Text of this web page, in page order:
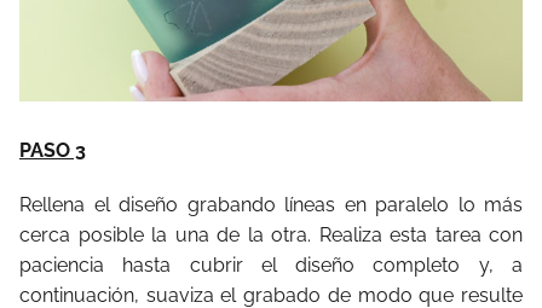
PASO 3
Rellena el diseño grabando líneas en paralelo lo más
cerca posible la una de la otra. Realiza esta tarea con
paciencia hasta cubrir el diseño completo y, a
continuación, suaviza el grabado de modo que resulte